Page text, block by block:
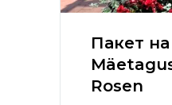
Пакет
Rosen